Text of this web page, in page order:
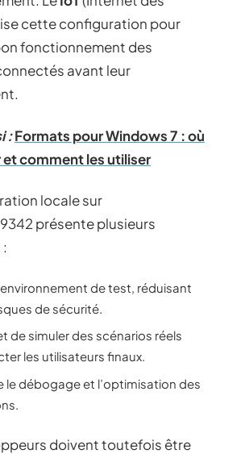
cette configuration pour
fonctionnement des
avant leur
:Formats pour Windows 7 : où
et comment les utiliser
locale sur
présente plusieurs
de test, réduisant
de sécurité.
de simuler des scénarios réels
les utilisateurs finaux.
le débogage et l’optimisation des
doivent toutefois être